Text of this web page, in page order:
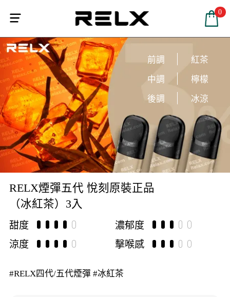
 0
前調 紅茶
中調 檸檬
後調 冰涼
RELX煙彈五代 悅刻原裝正品
（冰紅茶）3入
甜度
濃郁度
涼度
擊喉感
#RELX四代/五代煙彈 #冰紅茶